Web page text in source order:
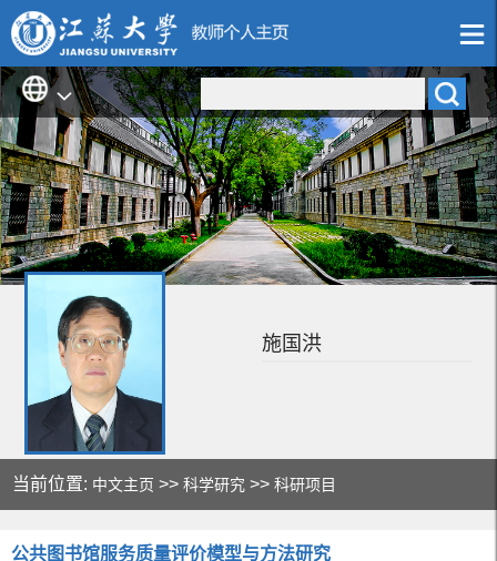
施国洪
当前位置: 中文主页 >>科学研究 >>科研项目
公共图书馆服务质量评价模型与方法研究